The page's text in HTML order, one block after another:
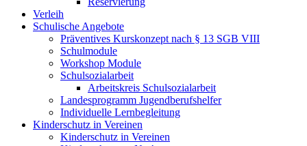
Verleih
Schulische Angebote
Präventives Kurskonzept nach § 13 SGB VIII
Schulmodule
Workshop Module
Schulsozialarbeit
Arbeitskreis Schulsozialarbeit
Landesprogramm Jugendberufshelfer
Individuelle Lernbegleitung
Kinderschutz in Vereinen
Kinderschutz in Vereinen